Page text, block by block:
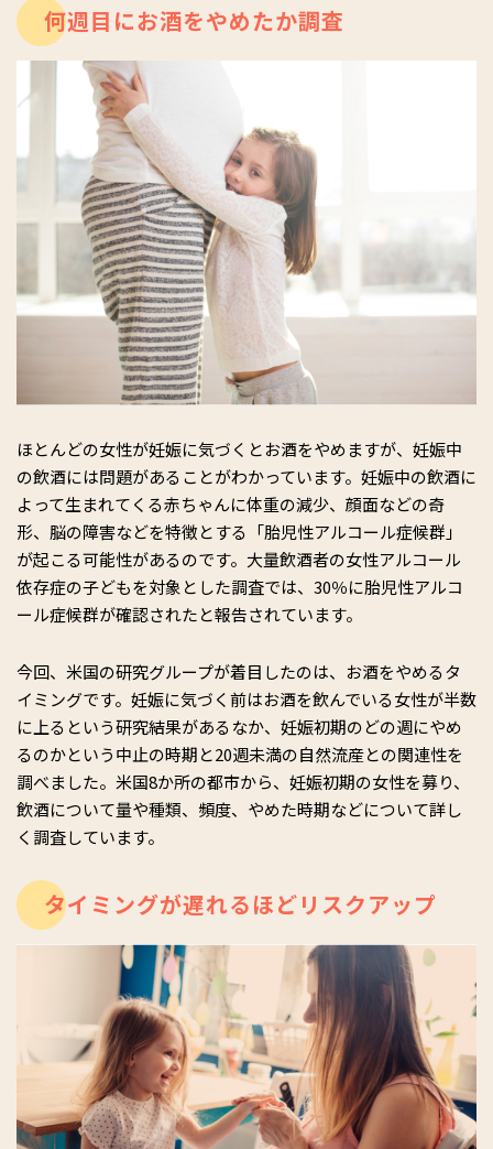
信。
YouTube： https://youtube.com/@stellach
何週目にお酒をやめたか調査
ほとんどの女性が妊娠に気づくとお酒をやめますが、妊娠中
の飲酒には問題があることがわかっています。妊娠中の飲酒に
よって生まれてくる赤ちゃんに体重の減少、顔面などの奇
形、脳の障害などを特徴とする「胎児性アルコール症候群」
が起こる可能性があるのです。大量飲酒者の女性アルコール
依存症の子どもを対象とした調査では、30％に胎児性アルコ
ール症候群が確認されたと報告されています。
今回、米国の研究グループが着目したのは、お酒をやめるタ
イミングです。妊娠に気づく前はお酒を飲んでいる女性が半数
に上るという研究結果があるなか、妊娠初期のどの週にやめ
るのかという中止の時期と20週未満の自然流産との関連性を
調べました。米国8か所の都市から、妊娠初期の女性を募り、
飲酒について量や種類、頻度、やめた時期などについて詳し
く調査しています。
タイミングが遅れるほどリスクアップ